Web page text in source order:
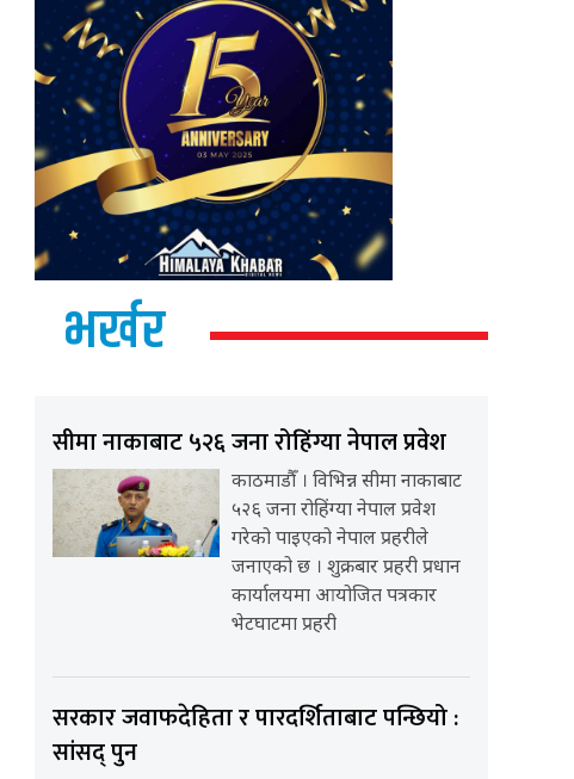
भर्खर
सीमा नाकाबाट ५२६ जना रोहिंग्या नेपाल प्रवेश
काठमाडौँ । विभिन्न सीमा नाकाबाट
५२६ जना रोहिंग्या नेपाल प्रवेश
गरेको पाइएको नेपाल प्रहरीले
जनाएको छ । शुक्रबार प्रहरी प्रधान
कार्यालयमा आयोजित पत्रकार
भेटघाटमा प्रहरी
सरकार जवाफदेहिता र पारदर्शिताबाट पन्छियो :
सांसद् पुन